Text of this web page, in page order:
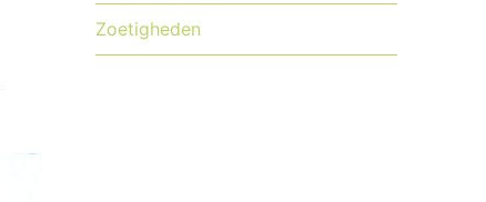
Zoetigheden